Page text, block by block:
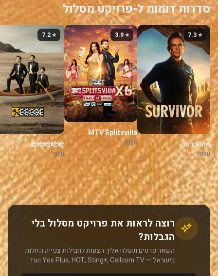
סדרות דומות ל-פרויקט מסלול
⭐ 7.3
הישרדות
2000
⭐ 3.9
MTV Splitsvilla
2008
⭐ 7.2
哈哈哈哈哈
2020
רוצה לראות את פרויקט מסלול בלי
הגבלות?
השאר פרטים ונשלח אליך הצעות לחבילות צפייה הזולות
בישראל — Yes Plus, HOT, Sting+, Cellcom TV ועוד.